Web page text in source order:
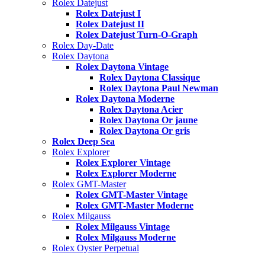
Rolex Datejust
Rolex Datejust I
Rolex Datejust II
Rolex Datejust Turn-O-Graph
Rolex Day-Date
Rolex Daytona
Rolex Daytona Vintage
Rolex Daytona Classique
Rolex Daytona Paul Newman
Rolex Daytona Moderne
Rolex Daytona Acier
Rolex Daytona Or jaune
Rolex Daytona Or gris
Rolex Deep Sea
Rolex Explorer
Rolex Explorer Vintage
Rolex Explorer Moderne
Rolex GMT-Master
Rolex GMT-Master Vintage
Rolex GMT-Master Moderne
Rolex Milgauss
Rolex Milgauss Vintage
Rolex Milgauss Moderne
Rolex Oyster Perpetual